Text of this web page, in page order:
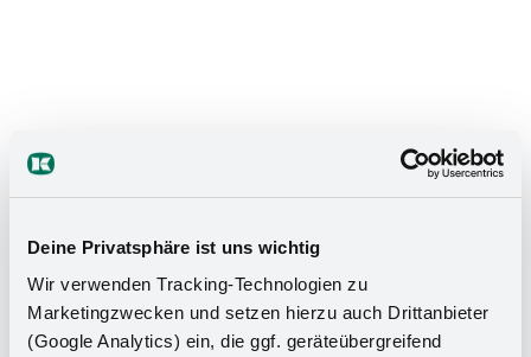
Deine Privatsphäre ist uns wichtig
Wir verwenden Tracking-Technologien zu
Marketingzwecken und setzen hierzu auch Drittanbieter
(Google Analytics) ein, die ggf. geräteübergreifend
Das Stauraumwunder für Ihr
Badezimmer